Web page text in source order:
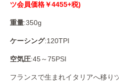
ツ会員価格￥4455+税)
重量:350g
ケーシング:120TPI
空気圧:45～75PSI
フランスで生まれイタリアへ移り